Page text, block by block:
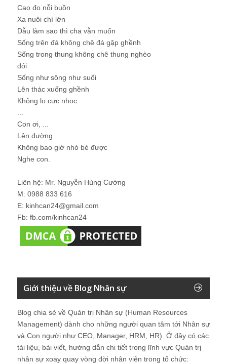
Cao đo nỗi buồn
Xa nuôi chí lớn
Dẫu làm sao thì cha vẫn muốn
Sống trên đá không chê đá gập ghềnh
Sống trong thung không chê thung nghèo
đói
Sống như sông như suối
Lên thác xuống ghềnh
Không lo cực nhọc
...
Con ơi, ...
Lên đường
Không bao giờ nhỏ bé được
Nghe con.
Liên hệ: Mr. Nguyễn Hùng Cường
M: 0988 833 616
E: kinhcan24@gmail.com
Fb: fb.com/kinhcan24
Giới thiệu về Blog Nhân sự
Blog chia sẻ về Quản trị Nhân sự (Human Resources
Management) dành cho những người quan tâm tới Nhân sự
và Con người như CEO, Manager, HRM, HR). Ở đây có các
tài liệu, bài viết, hướng dẫn chi tiết trong lĩnh vực Quản trị
nhân sự xoay quay vòng đời nhân viên trong tổ chức: